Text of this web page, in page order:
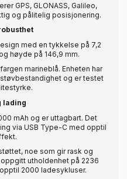
GPS, GLONASS, Galileo,
og pålitelig posisjonering.
med en tykkelse på 7,2
høyde på 146,9 mm.
marineblå. Enheten har
og er testet
lading
mAh og er uttagbart. Det
via USB Type-C med opptil
noe som gir rask og
utholdenhet på 2236
2000 ladesykluser.